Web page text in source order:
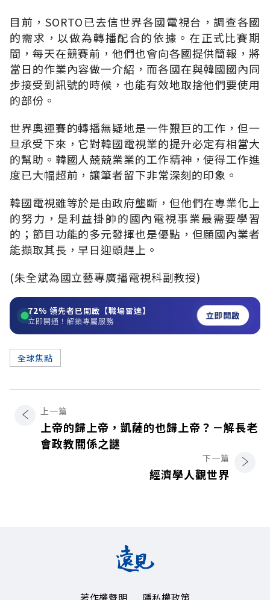
目前，SORTO已去信世界各國電視台，調查各國
的需求，以做為轉播配合的依據。在正式比賽期
間，每天在競賽前，他們也會向各國提供簡報，將
當日的作業內容做一介紹，而各國在與韓國國內同
步接受到訊號的時候，也能有效地取捨他們要使用
的部份。
世界奧運賽的轉播無疑地是一件艱巨的工作，但一
旦承受下來，它對韓國電視業的提升必定有相當大
的幫助。韓國人兢兢業業的工作精神，使得工作進
度已大幅超前，讓筆者留下非常深刻的印象。
韓國電視雖等於是由政府壟斷，但他們在專業化上
的努力，是利益掛帥的國內電視事業最需要學習
的；節目功能的多元發揮也是優點，但願國內業者
能擷取其長，早日迎頭趕上。
(朱全斌為國立藝專廣播電視科副教授)
72% 領先者已開啟【職場雷達】
立即開通！解鎖專屬服務 立即開啟
全球焦點
上一篇
上帝的歸上帝，凱薩的也歸上帝？－解長老
會政教關係之謎
下一篇
經濟學人觀世界
著作權聲明 隱私權政策